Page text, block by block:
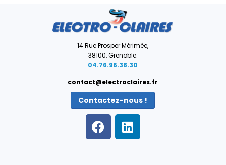
14 Rue Prosper Mérimée,
38100, Grenoble.
04.76.96.38.30
contact@electroclaires.fr
Contactez-nous !